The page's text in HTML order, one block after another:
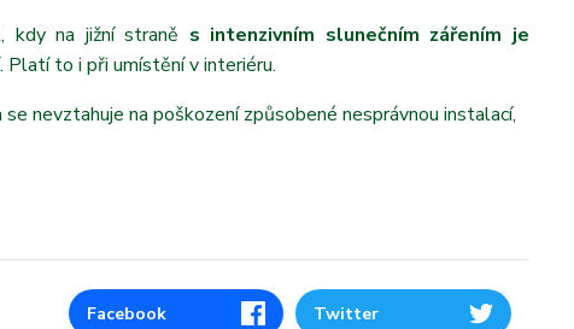
kdy na jižní straně s intenzivním slunečním zářením je
Platí to i při umístění v interiéru.
nevztahuje na poškození způsobené nesprávnou instalací,
Facebook Twitter